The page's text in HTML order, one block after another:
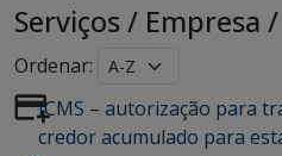
Serviços/ Empresa /
Ordenar:
ICMS – autorização para
credor acumulado para